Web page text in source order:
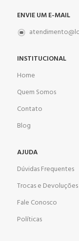
ENVIE UM E-MAIL
INSTITUCIONAL
Home
Quem Somos
Contato
Blog
AJUDA
Dúvidas Frequentes
Trocas e Devoluções
Fale Conosco
Políticas